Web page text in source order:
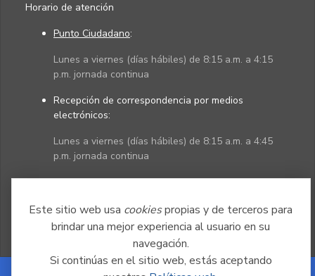
Este sitio web usa cookiespropias y de terceros para
brindar una mejor experiencia al usuario en su
navegación.
Si continúas en el sitio web, estás aceptando
Horario de atención
Punto Ciudadano:
Lunes a viernes (días hábiles) de 8:15 a.m. a 4:15
p.m. jornada continua
Recepción de correspondencia por medios
electrónicos:
Lunes a viernes (días hábiles) de 8:15 a.m. a 4:45
p.m. jornada continua